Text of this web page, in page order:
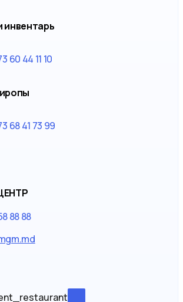
инвентарь
60 44 11 10
68 41 73 99
88 88